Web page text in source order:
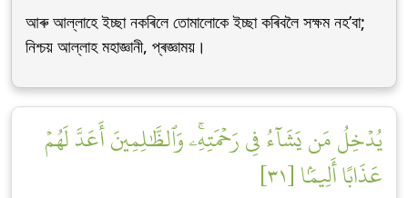
আৰু আল্লাহে ইচ্ছা নকৰিলে তোমালোকে ইচ্ছা কৰিবলৈ সক্ষম নহ’বা;
নিশ্চয় আল্লাহ মহাজ্ঞানী, প্ৰজ্ঞাময়।
يُدۡخِلُ مَن يَشَآءُ فِي رَحۡمَتِهِۦۚ وَٱلظَّٰلِمِينَ أَعَدَّ لَهُمۡ
عَذَابًا أَلِيمَۢا [٣١]